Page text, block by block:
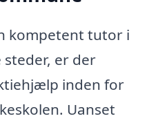
kompetent tutor i
er der
inden for
Uanset